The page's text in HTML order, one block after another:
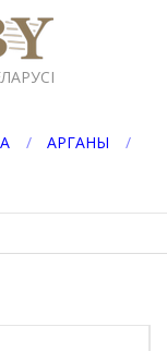
АРГАНЫ